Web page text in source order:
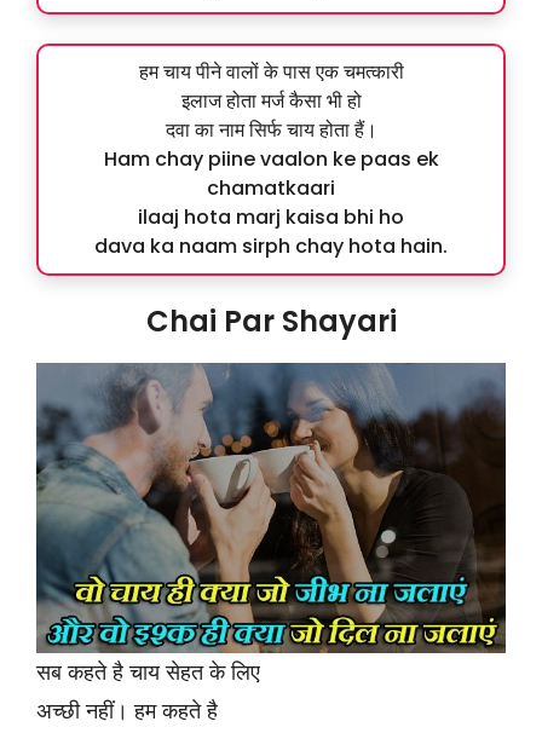
हम चाय पीने वालों के पास एक चमत्कारी
इलाज होता मर्ज कैसा भी हो
दवा का नाम सिर्फ चाय होता हैं।
Ham chay piine vaalon ke paas ek
chamatkaari
ilaaj hota marj kaisa bhi ho
dava ka naam sirph chay hota hain.
Chai Par Shayari
सब कहते है चाय सेहत के लिए
अच्छी नहीं। हम कहते है